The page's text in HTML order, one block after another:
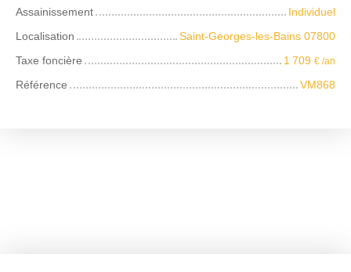
Assainissement
Individuel
Localisation
Saint-Georges-les-Bains 07800
Taxe foncière
1 709 € /an
Référence VM868